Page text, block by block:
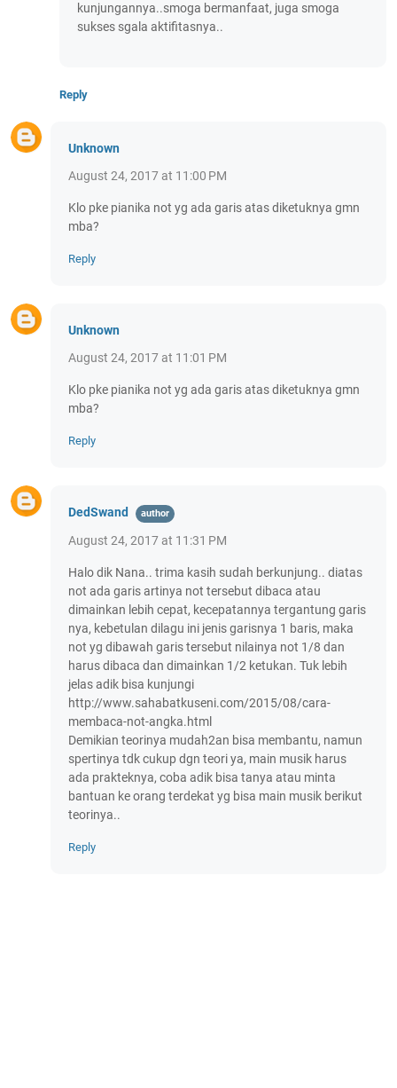
kunjungannya..smoga bermanfaat, juga smoga
sukses sgala aktifitasnya..
Reply
Unknown
August 24, 2017 at 11:00 PM
Klo pke pianika not yg ada garis atas diketuknya gmn
mba?
Reply
Unknown
August 24, 2017 at 11:01 PM
Klo pke pianika not yg ada garis atas diketuknya gmn
mba?
Reply
DedSwand
August 24, 2017 at 11:31 PM
Halo dik Nana.. trima kasih sudah berkunjung.. diatas
not ada garis artinya not tersebut dibaca atau
dimainkan lebih cepat, kecepatannya tergantung garis
nya, kebetulan dilagu ini jenis garisnya 1 baris, maka
not yg dibawah garis tersebut nilainya not 1/8 dan
harus dibaca dan dimainkan 1/2 ketukan. Tuk lebih
jelas adik bisa kunjungi
http://www.sahabatkuseni.com/2015/08/cara-
membaca-not-angka.html
Demikian teorinya mudah2an bisa membantu, namun
spertinya tdk cukup dgn teori ya, main musik harus
ada prakteknya, coba adik bisa tanya atau minta
bantuan ke orang terdekat yg bisa main musik berikut
teorinya..
Reply